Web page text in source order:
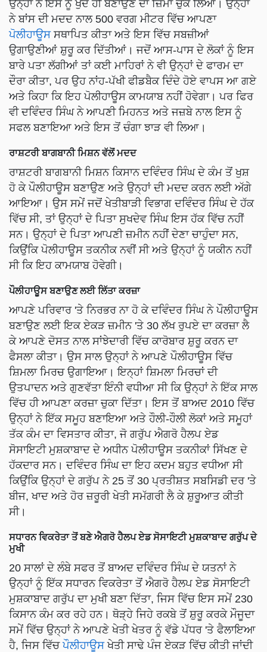
ਉਨ੍ਹਾਂ ਨੇ ਇਸ ਨੂੰ ਖੁਦ ਹੀ ਬਣਾਉਣ ਦਾ ਜ਼ਿੱਮਾ ਚੁੱਕ ਲਿਆ। ਉਨ੍ਹਾਂ
ਨੇ ਬਾਂਸ ਦੀ ਮਦਦ ਨਾਲ 500 ਵਰਗ ਮੀਟਰ ਵਿੱਚ ਆਪਣਾ
ਪੋਲੀਹਾਊਸਸਥਾਪਿਤ ਕੀਤਾ ਅਤੇ ਇਸ ਵਿੱਚ ਸਬਜ਼ੀਆਂ
ਉਗਾਉਣੀਆਂ ਸ਼ੁਰੂ ਕਰ ਦਿੱਤੀਆਂ। ਜਦੋਂ ਆਸ-ਪਾਸ ਦੇ ਲੋਕਾਂ ਨੂੰ ਇਸ
ਬਾਰੇ ਪਤਾ ਲੱਗੀਆਂ ਤਾਂ ਕਈ ਮਾਹਿਰਾਂ ਨੇ ਵੀ ਉਨ੍ਹਾਂ ਦੇ ਫਾਰਮ ਦਾ
ਦੌਰਾ ਕੀਤਾ, ਪਰ ਉਹ ਨਾਂਹ-ਪੱਖੀ ਫੀਡਬੈਕ ਦਿੰਦੇ ਹੋਏ ਵਾਪਸ ਆ ਗਏ
ਅਤੇ ਕਿਹਾ ਕਿ ਇਹ ਪੋਲੀਹਾਊਸ ਕਾਮਯਾਬ ਨਹੀਂ ਹੋਵੇਗਾ। ਪਰ ਫਿਰ
ਵੀ ਦਵਿੰਦਰ ਸਿੰਘ ਨੇ ਆਪਣੀ ਮਿਹਨਤ ਅਤੇ ਜਜ਼ਬੇ ਨਾਲ ਇਸ ਨੂੰ
ਸਫਲ ਬਣਾਇਆ ਅਤੇ ਇਸ ਤੋਂ ਚੰਗਾ ਝਾੜ ਵੀ ਲਿਆ।
ਰਾਸ਼ਟਰੀ ਬਾਗਬਾਨੀ ਮਿਸ਼ਨ ਵੱਲੋਂ ਮਦਦ
ਰਾਸ਼ਟਰੀ ਬਾਗਬਾਨੀ ਮਿਸ਼ਨ ਕਿਸਾਨ ਦਵਿੰਦਰ ਸਿੰਘ ਦੇ ਕੰਮ ਤੋਂ ਖੁਸ਼
ਹੋ ਕੇ ਪੌਲੀਹਾਊਸ ਬਣਾਉਣ ਅਤੇ ਉਨ੍ਹਾਂ ਦੀ ਮਦਦ ਕਰਨ ਲਈ ਅੱਗੇ
ਆਇਆ। ਉਸ ਸਮੇਂ ਜਦੋਂ ਖੇਤੀਬਾੜੀ ਵਿਭਾਗ ਦਵਿੰਦਰ ਸਿੰਘ ਦੇ ਹੱਕ
ਵਿੱਚ ਸੀ, ਤਾਂ ਉਨ੍ਹਾਂ ਦੇ ਪਿਤਾ ਸੁਖਦੇਵ ਸਿੰਘ ਇਸ ਹੱਕ ਵਿੱਚ ਨਹੀਂ
ਸਨ। ਉਨ੍ਹਾਂ ਦੇ ਪਿਤਾ ਆਪਣੀ ਜ਼ਮੀਨ ਨਹੀਂ ਦੇਣਾ ਚਾਹੁੰਦਾ ਸਨ,
ਕਿਉਂਕਿ ਪੋਲੀਹਾਊਸ ਤਕਨੀਕ ਨਵੀਂ ਸੀ ਅਤੇ ਉਨ੍ਹਾਂ ਨੂੰ ਯਕੀਨ ਨਹੀਂ
ਸੀ ਕਿ ਇਹ ਕਾਮਯਾਬ ਹੋਵੇਗੀ।
ਪੌਲੀਹਾਊਸ ਬਣਾਉਣ ਲਈ ਲਿੱਤਾ ਕਰਜ਼ਾ
ਆਪਣੇ ਪਰਿਵਾਰ 'ਤੇ ਨਿਰਭਰ ਨਾ ਹੋ ਕੇ ਦਵਿੰਦਰ ਸਿੰਘ ਨੇ ਪੌਲੀਹਾਊਸ
ਬਣਾਉਣ ਲਈ ਇਕ ਏਕੜ ਜ਼ਮੀਨ 'ਤੇ 30 ਲੱਖ ਰੁਪਏ ਦਾ ਕਰਜ਼ਾ ਲੈ
ਕੇ ਆਪਣੇ ਦੋਸਤ ਨਾਲ ਸਾਂਝੇਦਾਰੀ ਵਿੱਚ ਕਾਰੋਬਾਰ ਸ਼ੁਰੂ ਕਰਨ ਦਾ
ਫੈਸਲਾ ਕੀਤਾ। ਉਸ ਸਾਲ ਉਨ੍ਹਾਂ ਨੇ ਆਪਣੇ ਪੌਲੀਹਾਊਸ ਵਿੱਚ
ਸ਼ਿਮਲਾ ਮਿਰਚ ਉਗਾਇਆ। ਇਨ੍ਹਾਂ ਸ਼ਿਮਲਾ ਮਿਰਚਾਂ ਦੀ
ਉਤਪਾਦਨ ਅਤੇ ਗੁਣਵੱਤਾ ਇੰਨੀ ਵਧੀਆ ਸੀ ਕਿ ਉਨ੍ਹਾਂ ਨੇ ਇੱਕ ਸਾਲ
ਵਿੱਚ ਹੀ ਆਪਣਾ ਕਰਜ਼ਾ ਚੁਕਾ ਦਿੱਤਾ। ਇਸ ਤੋਂ ਬਾਅਦ 2010 ਵਿੱਚ
ਉਨ੍ਹਾਂ ਨੇ ਇੱਕ ਸਮੂਹ ਬਣਾਇਆ ਅਤੇ ਹੌਲੀ-ਹੌਲੀ ਲੋਕਾਂ ਅਤੇ ਸਮੂਹਾਂ
ਤੱਕ ਕੰਮ ਦਾ ਵਿਸਤਾਰ ਕੀਤਾ, ਜੋ ਗਰੁੱਪ ਐਗਰੋ ਹੈਲਪ ਏਡ
ਸੋਸਾਇਟੀ ਮੁਸ਼ਕਾਬਾਦ ਦੇ ਅਧੀਨ ਪੋਲੀਹਾਊਸ ਤਕਨੀਕਾਂ ਸਿੱਖਣ ਦੇ
ਹੱਕਦਾਰ ਸਨ। ਦਵਿੰਦਰ ਸਿੰਘ ਦਾ ਇਹ ਕਦਮ ਬਹੁਤ ਵਧੀਆ ਸੀ
ਕਿਉਂਕਿ ਉਨ੍ਹਾਂ ਦੇ ਗਰੁੱਪ ਨੇ 25 ਤੋਂ 30 ਪ੍ਰਤੀਸ਼ਤ ਸਬਸਿਡੀ ਦਰ 'ਤੇ
ਬੀਜ, ਖਾਦ ਅਤੇ ਹੋਰ ਜ਼ਰੂਰੀ ਖੇਤੀ ਸਮੱਗਰੀ ਲੈ ਕੇ ਸ਼ੁਰੂਆਤ ਕੀਤੀ
ਸੀ।
ਸਧਾਰਨ ਵਿਕਰੇਤਾ ਤੋਂ ਬਣੇ ਐਗਰੋ ਹੈਲਪ ਏਡ ਸੋਸਾਇਟੀ ਮੁਸ਼ਕਾਬਾਦ ਗਰੁੱਪ ਦੇ
ਮੁਖੀ
20 ਸਾਲਾਂ ਦੇ ਲੰਬੇ ਸਫਰ ਤੋਂ ਬਾਅਦ ਦਵਿੰਦਰ ਸਿੰਘ ਦੇ ਯਤਨਾਂ ਨੇ
ਉਨ੍ਹਾਂ ਨੂੰ ਇੱਕ ਸਧਾਰਨ ਵਿਕਰੇਤਾ ਤੋਂ ਐਗਰੋ ਹੈਲਪ ਏਡ ਸੋਸਾਇਟੀ
ਮੁਸ਼ਕਾਬਾਦ ਗਰੁੱਪ ਦਾ ਮੁਖੀ ਬਣਾ ਦਿੱਤਾ, ਜਿਸ ਵਿੱਚ ਇਸ ਸਮੇਂ 230
ਕਿਸਾਨ ਕੰਮ ਕਰ ਰਹੇ ਹਨ। ਥੋੜ੍ਹੇ ਜਿਹੇ ਰਕਬੇ ਤੋਂ ਸ਼ੁਰੂ ਕਰਕੇ ਮੌਜੂਦਾ
ਸਮੇਂ ਵਿੱਚ ਉਨ੍ਹਾਂ ਨੇ ਆਪਣੇ ਖੇਤੀ ਖੇਤਰ ਨੂੰ ਵੱਡੇ ਪੱਧਰ 'ਤੇ ਫੈਲਾਇਆ
ਹੈ, ਜਿਸ ਵਿੱਚਪੌਲੀਹਾਊਸਖੇਤੀ ਸਾਢੇ ਪੰਜ ਏਕੜ ਵਿੱਚ ਕੀਤੀ ਜਾਂਦੀ